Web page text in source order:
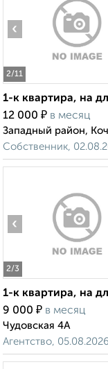
2/11
‹
1-к квартира, на
12 000 ₽ в месяц
Западный район,
Собственник,
2/3
‹
1-к квартира, на
9 000 ₽ в месяц
Чудовская 4А
Агентство, 05.08.2026